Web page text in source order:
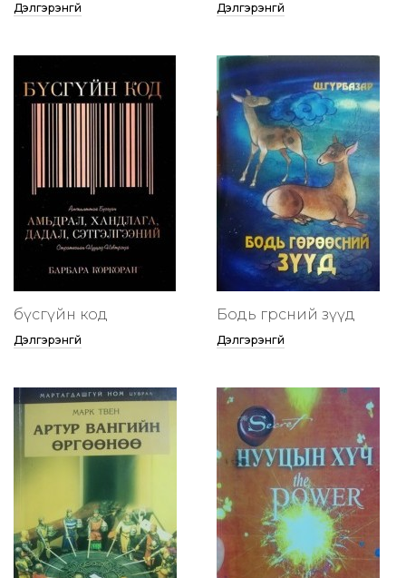
Дэлгэрэнгүй Дэлгэрэнгүй
бүсгүйн код
Дэлгэрэнгүй
Бодь гөрөөсний зүүд
Дэлгэрэнгүй